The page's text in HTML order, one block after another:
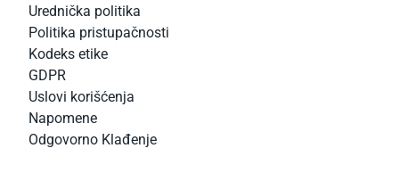
Urednička politika
Politika pristupačnosti
Kodeks etike
GDPR
Uslovi korišćenja
Napomene
Odgovorno Klađenje